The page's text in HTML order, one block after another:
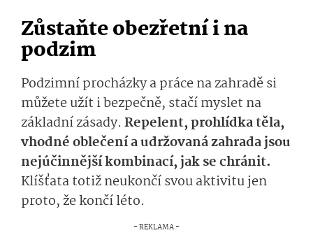
Zůstaňte obezřetní i na
podzim
Podzimní procházky a práce na zahradě si
můžete užít i bezpečně, stačí myslet na
základní zásady. Repelent, prohlídka těla,
vhodné oblečení a udržovaná zahrada jsou
nejúčinnější kombinací, jak se chránit.
Klíšťata totiž neukončí svou aktivitu jen
proto, že končí léto.